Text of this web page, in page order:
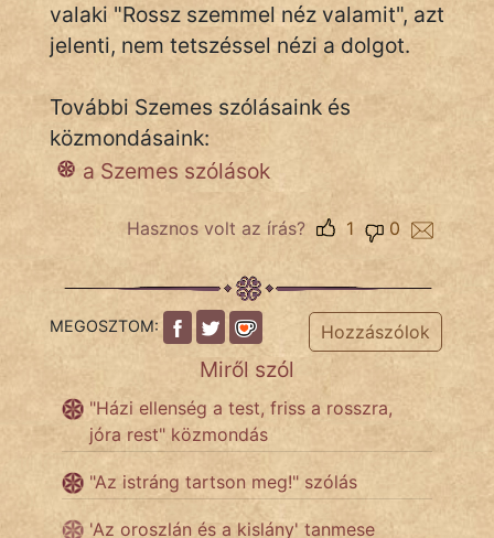
fantom
Jób Gedeon
Láron Ádám
mikkamakka
vörös ördög
NapHold
Név nélkül
pszichopati
valaki "Rossz szemmel néz valamit", azt
jelenti, nem tetszéssel nézi a dolgot.
További Szemes szólásaink és
közmondásaink:
a Szemes szólások
Hasznos volt az írás? 0
1
MEGOSZTOM: Hozzászólok
Miről szól
"Házi ellenség a test, friss a rosszra,
jóra rest" közmondás
"Az istráng tartson meg!" szólás
'Az oroszlán és a kislány' tanmese